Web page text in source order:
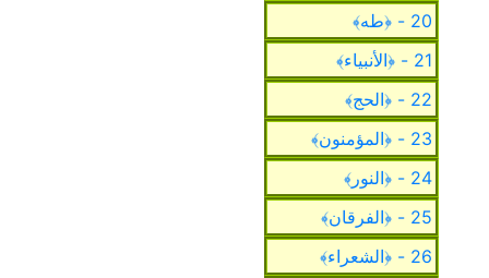
20 - ﴿طه﴾
21 - ﴿الأنبياء﴾
22 - ﴿الحج﴾
23 - ﴿المؤمنون﴾
24 - ﴿النور﴾
25 - ﴿الفرقان﴾
26 - ﴿الشعراء﴾